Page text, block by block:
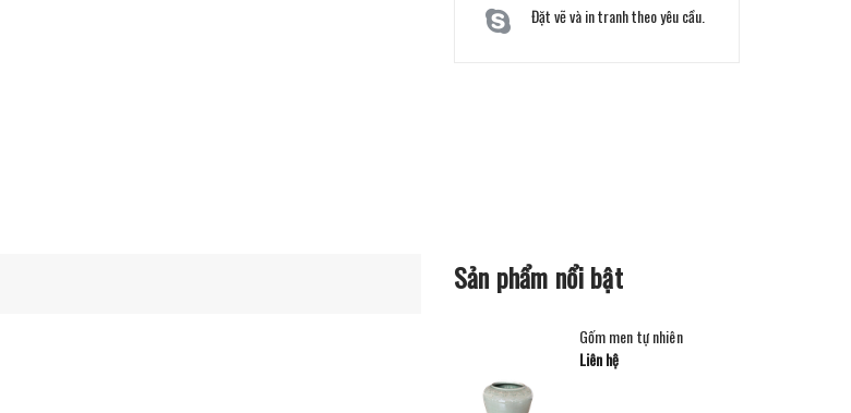
Đặt vẽ và in tranh theo yêu cầu.
Sản phẩm nổi bật
Gốm men tự nhiên
Liên hệ